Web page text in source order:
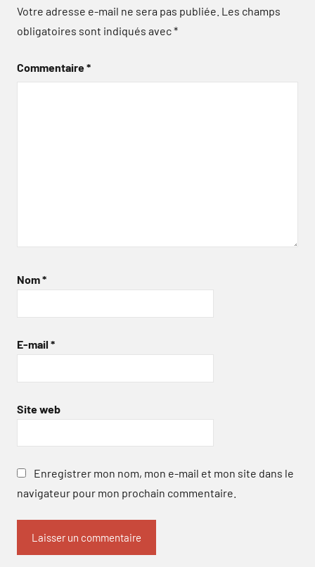
Votre adresse e-mail ne sera pas publiée. Les champs
obligatoires sont indiqués avec*
Commentaire*
Nom*
E-mail *
Site web
Enregistrer mon nom, mon e-mail et mon site dans le
navigateur pour mon prochain commentaire.